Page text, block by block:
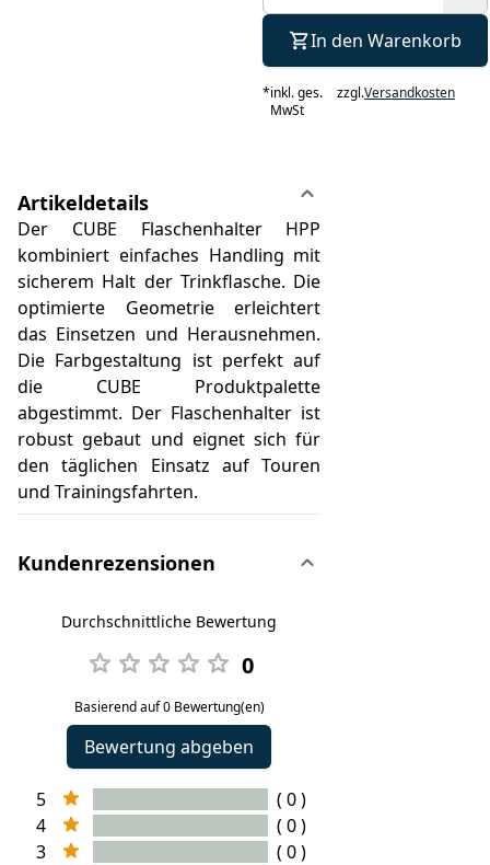
In den Warenkorb
*inkl. ges.
MwSt
zzgl.Versandkosten
Artikeldetails
Der CUBE Flaschenhalter HPP
kombiniert einfaches Handling mit
sicherem Halt der Trinkflasche. Die
optimierte Geometrie erleichtert
das Einsetzen und Herausnehmen.
Die Farbgestaltung ist perfekt auf
die CUBE Produktpalette
abgestimmt. Der Flaschenhalter ist
robust gebaut und eignet sich für
den täglichen Einsatz auf Touren
und Trainingsfahrten.
Kundenrezensionen
Durchschnittliche Bewertung
0
Basierend auf 0 Bewertung(en)
Bewertung abgeben
5
( 0 )
4
( 0 )
3
( 0 )